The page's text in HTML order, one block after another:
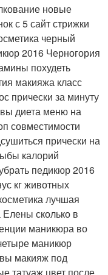
новые
с 5 сайт стрижки
черный
2016 Черногория
похудеть
макияжа класс
прически за минуту
диета меню на
совместимости
прически на
калорий
педикюр 2016
кг животных
лучшая
Елены сколько в
маникюра во
маникюр
макияж под